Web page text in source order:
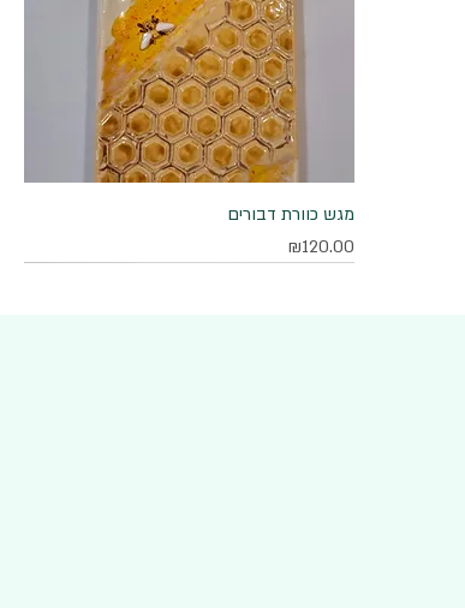
תצוגה מהירהמגש כוורת דבורים
מחיר
₪120.00